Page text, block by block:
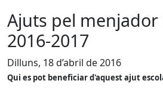
Ajuts pel menjador
2016-2017
Dilluns, 18 d’abril de 2016
Qui es pot beneficiar d'aquest ajut